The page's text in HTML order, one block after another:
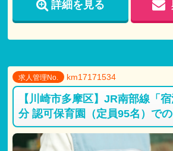
詳細を見る
求人管理No. km17171534
【川崎市多摩区】JR南部線「
分 認可保育園（定員95名）で